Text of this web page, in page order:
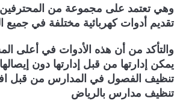
وهي تعتمد على مجموعة من المحترفين
تقديم أدوات كهربائية مختلفة في جميع
والتأكد من أن هذه الأدوات في أعلى
يمكن إدارتها من قبل إدارتها دون
تنظيف الفصول في المدارس من قبل
تنظيف مدارس بالرياض